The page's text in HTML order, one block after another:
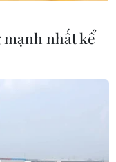
mạnh nhất kể